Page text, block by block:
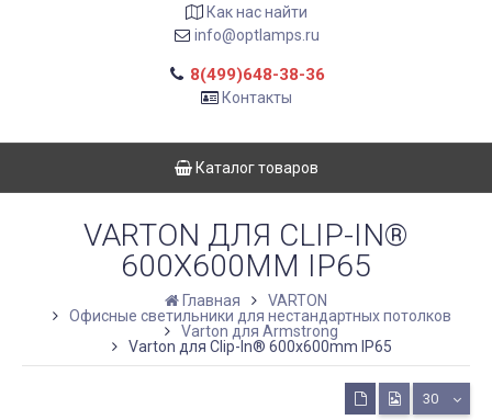
Как нас найти
info@optlamps.ru
8(499)648-38-36
Контакты
Каталог товаров
VARTON ДЛЯ CLIP-IN®
600X600MM IP65
Главная
VARTON
Офисные светильники для нестандартных потолков
Varton для Armstrong
Varton для Clip-In® 600x600mm IP65
30